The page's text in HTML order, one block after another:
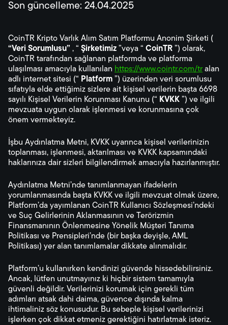
Son güncelleme: 24.04.2025
CoinTR Kripto Varlık Alım Satım Platformu Anonim Şirketi (
“Veri Sorumlusu” , “ Şirketimiz ”veya “ CoinTR ”) olarak,
CoinTR tarafından sağlanan platformda ve platforma
ulaşılması amacıyla kullanılan https://www.cointr.com/tralan
adlı internet sitesi (“ Platform ”) üzerinden veri sorumlusu
sıfatıyla elde ettiğimiz sizlere ait kişisel verilerin başta 6698
sayılı Kişisel Verilerin Korunması Kanunu (“ KVKK ”) ve ilgili
mevzuata uygun olarak işlenmesi ve korunmasına çok
önem vermekteyiz.
İşbu Aydınlatma Metni, KVKK uyarınca kişisel verilerinizin
toplanması, işlenmesi, aktarılması ve KVKK kapsamındaki
haklarınıza dair sizleri bilgilendirmek amacıyla hazırlanmıştır.
Aydınlatma Metni’nde tanımlanmayan ifadelerin
yorumlanmasında başta KVKK ve ilgili mevzuat olmak üzere,
Platform’da yayımlanan CoinTR Kullanıcı Sözleşmesi’ndeki
ve Suç Gelirlerinin Aklanmasının ve Terörizmin
Finansmanının Önlenmesine Yönelik Müşteri Tanıma
Politikası ve Prensipleri’nde (bir başka deyişle, AML
Politikası) yer alan tanımlamalar dikkate alınmalıdır.
Platform’u kullanırken kendinizi güvende hissedebilirsiniz.
Ancak, lütfen unutmayınız ki hiçbir sistem tamamıyla
güvenli değildir. Verilerinizi korumak için gerekli tüm
adımları atsak dahi daima, güvence dışında kalma
ihtimaliniz söz konusudur. Bu sebeple kişisel verilerinizi
işlerken çok dikkat etmeniz gerektiğini hatırlatmak isteriz.